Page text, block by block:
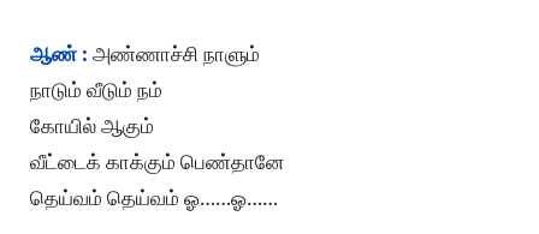
ஆண் : அண்ணாச்சி நாளும்
நாடும் வீடும் நம்
கோயில் ஆகும்
வீட்டைக் காக்கும் பெண்தானே
தெய்வம் தெய்வம் ஓ……ஓ……